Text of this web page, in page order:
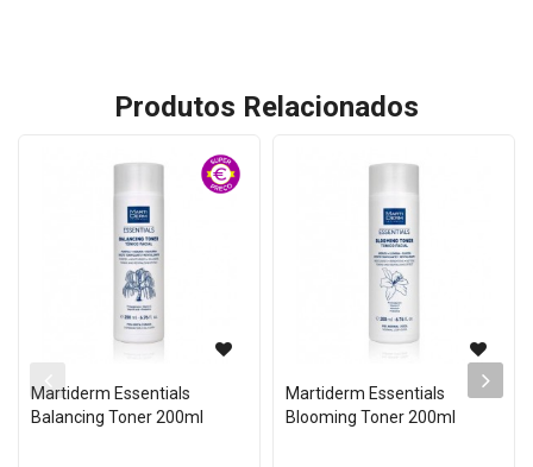
Produtos Relacionados
Martiderm Essentials
Balancing Toner 200ml
Martiderm Essentials
Blooming Toner 200ml